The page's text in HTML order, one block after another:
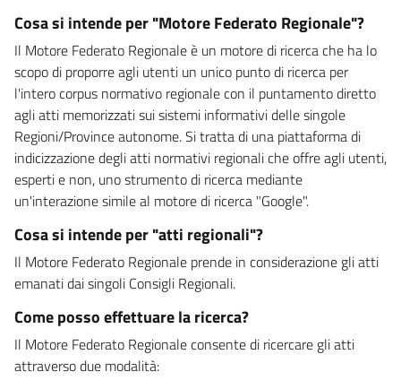
Cosa si intende per "Motore Federato Regionale"?
Il Motore Federato Regionale è un motore di ricerca che ha lo
scopo di proporre agli utenti un unico punto di ricerca per
l'intero corpus normativo regionale con il puntamento diretto
agli atti memorizzati sui sistemi informativi delle singole
Regioni/Province autonome. Si tratta di una piattaforma di
indicizzazione degli atti normativi regionali che offre agli utenti,
esperti e non, uno strumento di ricerca mediante
un'interazione simile al motore di ricerca "Google".
Cosa si intende per "atti regionali"?
Il Motore Federato Regionale prende in considerazione gli atti
emanati dai singoli Consigli Regionali.
Come posso effettuare la ricerca?
Il Motore Federato Regionale consente di ricercare gli atti
attraverso due modalità: